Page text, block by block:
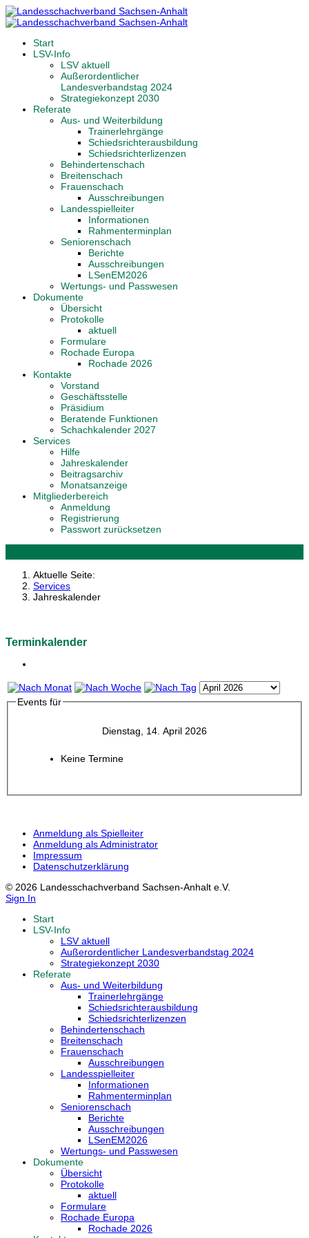
Start
LSV-Info
LSV aktuell
Außerordentlicher
Landesverbandstag 2024
Strategiekonzept 2030
Referate
Aus- und Weiterbildung
Trainerlehrgänge
Schiedsrichterausbildung
Schiedsrichterlizenzen
Behindertenschach
Breitenschach
Frauenschach
Ausschreibungen
Landesspielleiter
Informationen
Rahmenterminplan
Seniorenschach
Berichte
Ausschreibungen
LSenEM2026
Wertungs- und Passwesen
Dokumente
Übersicht
Protokolle
aktuell
Formulare
Rochade Europa
Rochade 2026
Kontakte
Vorstand
Geschäftsstelle
Präsidium
Beratende Funktionen
Schachkalender 2027
Services
Hilfe
Jahreskalender
Beitragsarchiv
Monatsanzeige
Mitgliederbereich
Anmeldung
Registrierung
Passwort zurücksetzen
Aktuelle Seite:
Services
Jahreskalender
Terminkalender
Events für
Dienstag, 14. April 2026
Keine Termine
Anmeldung als Spielleiter
Anmeldung als Administrator
Impressum
Datenschutzerklärung
© 2026 Landesschachverband Sachsen-Anhalt e.V.
Sign In
Start
LSV-Info
LSV aktuell
Außerordentlicher Landesverbandstag 2024
Strategiekonzept 2030
Referate
Aus- und Weiterbildung
Trainerlehrgänge
Schiedsrichterausbildung
Schiedsrichterlizenzen
Behindertenschach
Breitenschach
Frauenschach
Ausschreibungen
Landesspielleiter
Informationen
Rahmenterminplan
Seniorenschach
Berichte
Ausschreibungen
LSenEM2026
Wertungs- und Passwesen
Dokumente
Übersicht
Protokolle
aktuell
Formulare
Rochade Europa
Rochade 2026